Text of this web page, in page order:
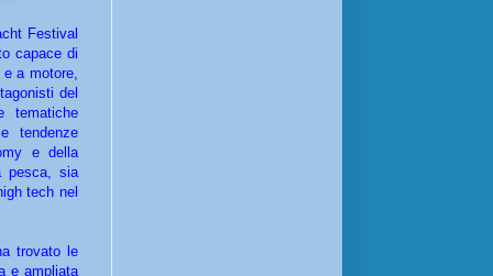
Festival
capace di
a motore,
del
tematiche
tendenze
e della
pesca, sia
tech nel
trovato le
e ampliata